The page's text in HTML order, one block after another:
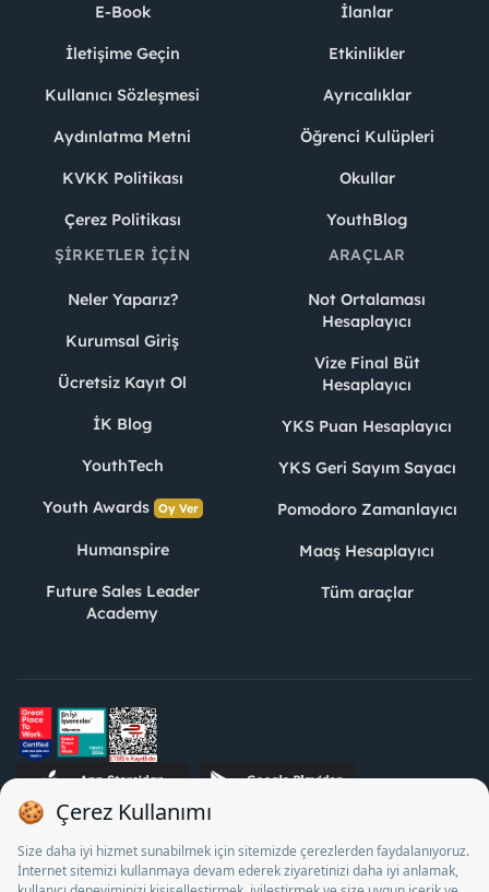
E-Book
İletişime Geçin
Kullanıcı Sözleşmesi
Aydınlatma Metni
KVKK Politikası
Çerez Politikası
İlanlar
Etkinlikler
Ayrıcalıklar
Öğrenci Kulüpleri
Okullar
YouthBlog
ŞIRKETLER İÇIN
Neler Yaparız?
Kurumsal Giriş
Ücretsiz Kayıt Ol
İK Blog
YouthTech
Youth Awards Oy Ver
Humanspire
Future Sales Leader
Academy
ARAÇLAR
Not Ortalaması
Hesaplayıcı
Vize Final Büt
Hesaplayıcı
YKS Puan Hesaplayıcı
YKS Geri Sayım Sayacı
Pomodoro Zamanlayıcı
Maaş Hesaplayıcı
Tüm araçlar
STJ İnsan Kaynakları Bilişim ve Danışmanlık A.Ş. Özel İstihdam